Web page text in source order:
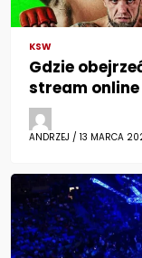
KSW
Gdzie
stream online
ANDRZEJ / 13 MARCA